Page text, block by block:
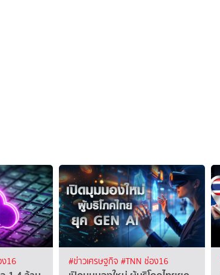
16 #ข่าวเศรษฐกิจ #TNN ช่อง16